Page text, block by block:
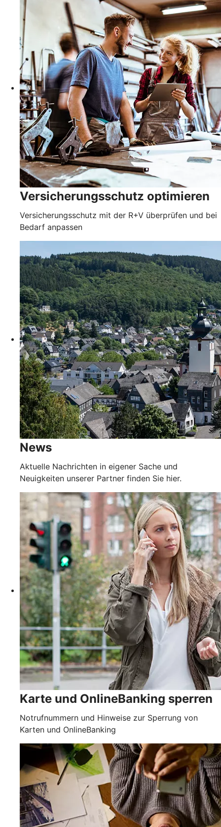
Versicherungsschutz optimieren
Versicherungsschutz mit der R+V überprüfen und bei
Bedarf anpassen
News
Aktuelle Nachrichten in eigener Sache und
Neuigkeiten unserer Partner finden Sie hier.
Karte und OnlineBanking sperren
Notrufnummern und Hinweise zur Sperrung von
Karten und OnlineBanking